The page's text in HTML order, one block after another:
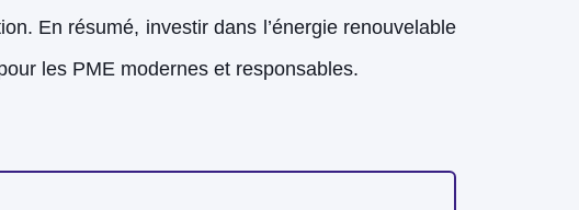
En résumé, investir dans l’énergie renouvelable
les PME modernes et responsables.